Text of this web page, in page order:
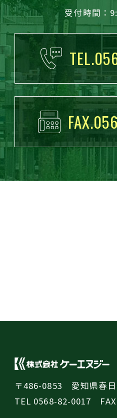
受付時間：
〒486-0853 愛知県春
TEL 0568-82-0017